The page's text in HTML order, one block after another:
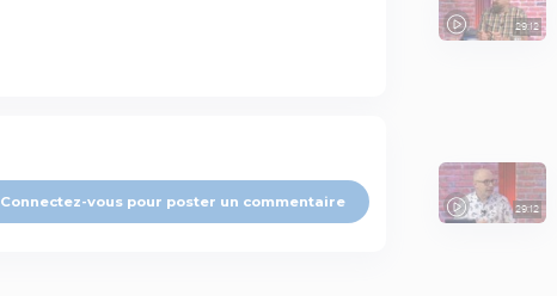
Connectez-vous pour poster un commentaire
29:12
29:12